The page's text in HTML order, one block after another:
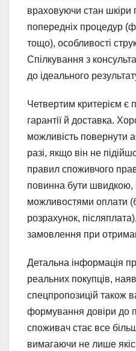
враховуючи стан шкіри
попередніх процедур
тощо), особливості
Спілкування з
до ідеального
Четвертим критерієм є
гарантії й доставка.
можливість повернути
разі, якщо він не
правил споживчого
повинна бути швидкою,
можливостями оплати
розрахунок,
замовлення при
Детальна інформація
реальних покупців,
спецпропозицій також
формування довіри до
споживач стає все
вимагаючи не лише